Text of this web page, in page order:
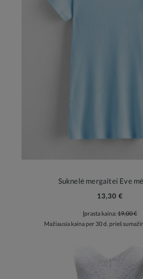
Suknelė mergaitei Eve
13,30 €
Įprasta kaina:19,00 €
Mažiausia kaina per 30 d. prieš